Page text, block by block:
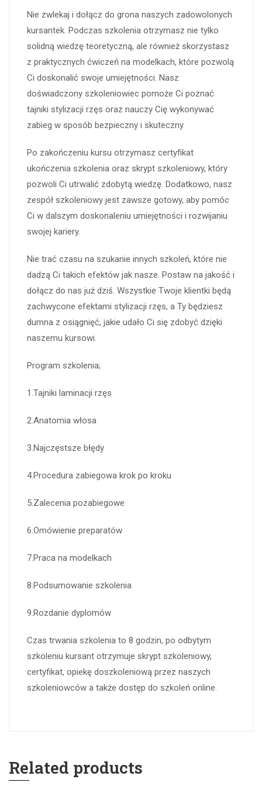
Nie zwlekaj i dołącz do grona naszych zadowolonych
kursantek. Podczas szkolenia otrzymasz nie tylko
solidną wiedzę teoretyczną, ale również skorzystasz
z praktycznych ćwiczeń na modelkach, które pozwolą
Ci doskonalić swoje umiejętności. Nasz
doświadczony szkoleniowiec pomoże Ci poznać
tajniki stylizacji rzęs oraz nauczy Cię wykonywać
zabieg w sposób bezpieczny i skuteczny.
Po zakończeniu kursu otrzymasz certyfikat
ukończenia szkolenia oraz skrypt szkoleniowy, który
pozwoli Ci utrwalić zdobytą wiedzę. Dodatkowo, nasz
zespół szkoleniowy jest zawsze gotowy, aby pomóc
Ci w dalszym doskonaleniu umiejętności i rozwijaniu
swojej kariery.
Nie trać czasu na szukanie innych szkoleń, które nie
dadzą Ci takich efektów jak nasze. Postaw na jakość i
dołącz do nas już dziś. Wszystkie Twoje klientki będą
zachwycone efektami stylizacji rzęs, a Ty będziesz
dumna z osiągnięć, jakie udało Ci się zdobyć dzięki
naszemu kursowi.
Program szkolenia;
1.Tajniki laminacji rzęs
2.Anatomia włosa
3.Najczęstsze błędy
4.Procedura zabiegowa krok po kroku
5.Zalecenia pozabiegowe
6.Omówienie preparatów
7.Praca na modelkach
8.Podsumowanie szkolenia
9.Rozdanie dyplomów
Czas trwania szkolenia to 8 godzin, po odbytym
szkoleniu kursant otrzymuje skrypt szkoleniowy,
certyfikat, opiekę doszkoleniową przez naszych
szkoleniowców a także dostęp do szkoleń online.
Related products